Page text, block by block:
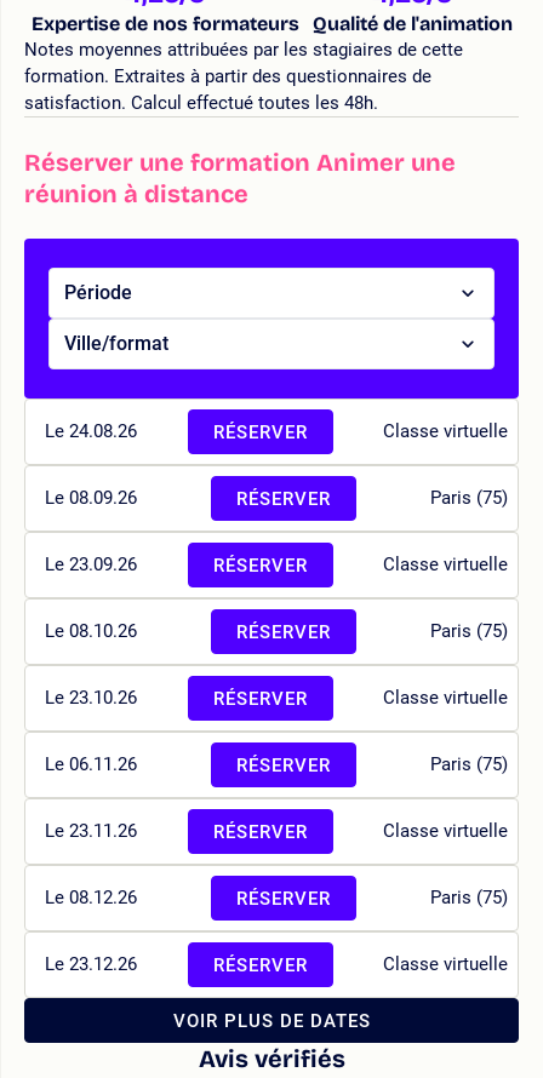
Expertise de nos formateurs Qualité de l'animation
Notes moyennes attribuées par les stagiaires de cette
formation. Extraites à partir des questionnaires de
satisfaction. Calcul effectué toutes les 48h.
Réserver une formation Animer une
réunion à distance
Période
Ville/format
Le 24.08.26 Classe virtuelle
RÉSERVER
Le 08.09.26 Paris (75)
RÉSERVER
Le 23.09.26 Classe virtuelle
RÉSERVER
Le 08.10.26 Paris (75)
RÉSERVER
Le 23.10.26 Classe virtuelle
RÉSERVER
Le 06.11.26 Paris (75)
RÉSERVER
Le 23.11.26 Classe virtuelle
RÉSERVER
Le 08.12.26 Paris (75)
RÉSERVER
Le 23.12.26 Classe virtuelle
RÉSERVER
VOIR PLUS DE DATES
Avis vérifiés